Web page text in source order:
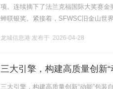
项。连续摘下了法兰克福国际大奖赛金
蝉联银奖。紧接着，SFWSC旧金山世
龙城信息港 发布于 2026-04-28
三大引擎，构建高质量创新“
三大引擎，构建高质量创新“动能”包